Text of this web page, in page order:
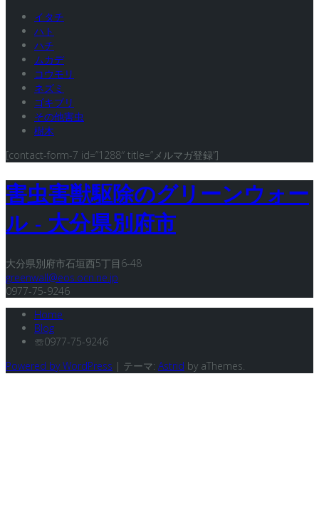
イタチ
ハト
ハチ
ムカデ
コウモリ
ネズミ
ゴキブリ
その他害虫
樹木
[contact-form-7 id=”1288″ title=”メルマガ登録”]
害虫害獣駆除のグリーンウォー
ル - 大分県別府市
大分県別府市石垣西5丁目6-48
greenwall@eos.ocn.ne.jp
0977-75-9246
Home
Blog
☏0977-75-9246
Powered by WordPress | テーマ: Astrid by aThemes.